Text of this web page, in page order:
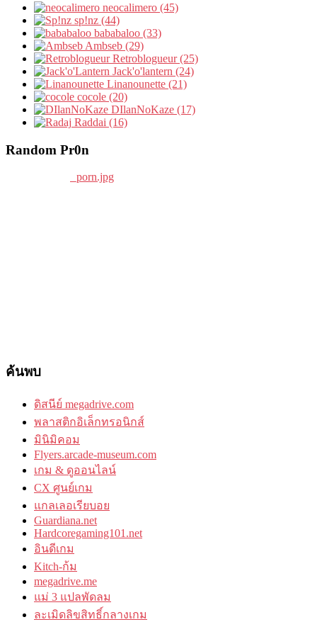
neocalimero (45)
sp!nz (44)
bababaloo (33)
Ambseb (29)
Retroblogueur (25)
Jack'o'lantern (24)
Linanounette (21)
cocole (20)
DIlanNoKaze (17)
Raddai (16)
Random Pr0n
ค้นพบ
ดิสนีย์ megadrive.com
พลาสติกอิเล็กทรอนิกส์
มินิมิคอม
Flyers.arcade-museum.com
เกม & ดูออนไลน์
CX ศูนย์เกม
แกลเลอเรียบอย
Guardiana.net
Hardcoregaming101.net
อินดีเกม
Kitch-ก้ม
megadrive.me
แม่ 3 แปลพัดลม
ละเมิดลิขสิทธิ์กลางเกม